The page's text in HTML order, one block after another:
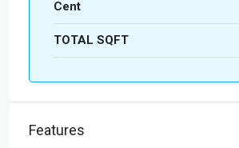
Cent
TOTAL SQFT
Features